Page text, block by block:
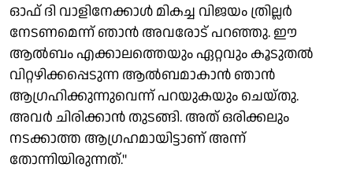
ഓഫ് ദി വാളിനേക്കാള്‍ മികച്ച വിജയം ത്രില്ലര്‍
നേടണമെന്ന് ഞാന്‍ അവരോട് പറഞ്ഞു. ഈ
ആല്‍ബം എക്കാലത്തെയും ഏറ്റവും കൂടുതല്‍
വിറ്റഴിക്കപ്പെടുന്ന ആല്‍ബമാകാന്‍ ഞാന്‍
ആഗ്രഹിക്കുന്നുവെന്ന് പറയുകയും ചെയ്തു.
അവര്‍ ചിരിക്കാന്‍ തുടങ്ങി. അത് ഒരിക്കലും
നടക്കാത്ത ആഗ്രഹമായിട്ടാണ് അന്ന്
തോന്നിയിരുന്നത്.''